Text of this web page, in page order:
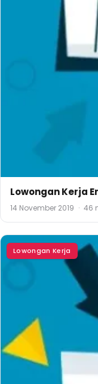
Lowongan Kerja
14 November 2019 · 46
Lowongan Kerja